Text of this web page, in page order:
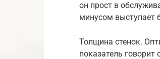
он прост в
минусом выступает
Толщина стенок.
показатель говорит